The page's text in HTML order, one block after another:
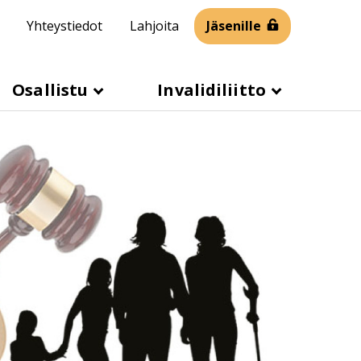
Yhteystiedot Lahjoita Jäsenille
Osallistu Invalidiliitto